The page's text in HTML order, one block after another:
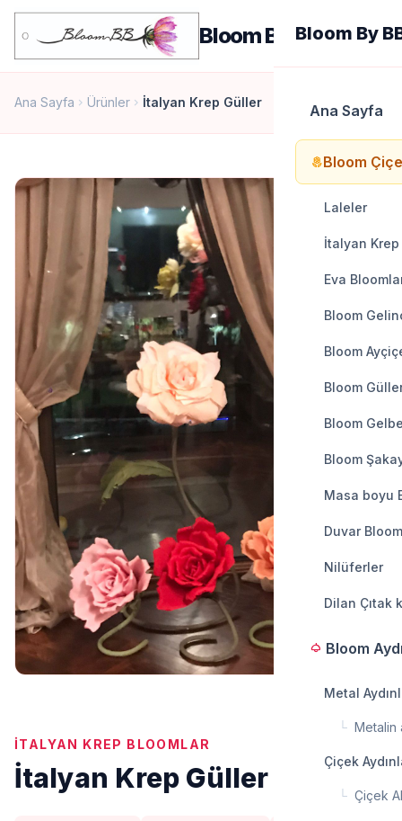
Bloom By BBBloom By
Ana Sayfa
local_floristBloom
Laleler
İtalyan
Eva
Bloom
Bloom
Bloom
Bloom
Bloom
Masa boyu
Duvar
Nilüferler
Dilan Çıtak
light Bloom
Metal
└ Metalin
Çiçek
└ Çiçek
Ana Sayfa chevron_right Ürünler chevron_right İtalyan Krep Güller
İTALYAN KREP BLOOMLAR
İtalyan Krep Güller